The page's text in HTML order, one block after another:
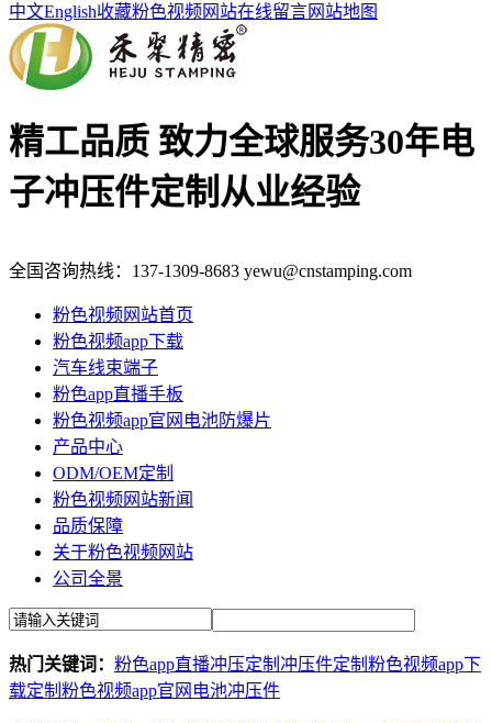
中文English收藏粉色视频网站在线留言网站地图
精工品质 致力全球服务30年电
子冲压件定制从业经验
全国咨询热线： 137-1309-8683 yewu@cnstamping.com
粉色视频网站首页
粉色视频app下载
汽车线束端子
粉色app直播手板
粉色视频app官网电池防爆片
产品中心
ODM/OEM定制
粉色视频网站新闻
品质保障
关于粉色视频网站
公司全景
热门关键词： 粉色app直播冲压定制 冲压件定制 粉色视频app下
载定制 粉色视频app官网电池冲压件